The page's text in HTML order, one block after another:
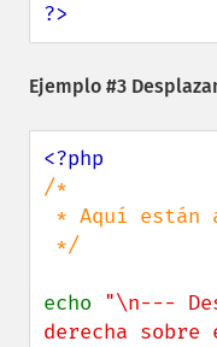
?>
Ejemplo #3
/*
echo "\n---
derecha